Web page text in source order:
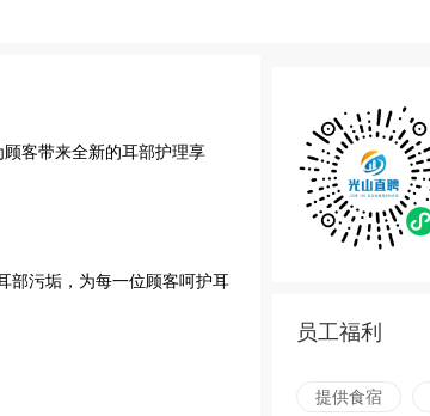
客带来全新的耳部护理享
部污垢，为每一位顾客呵护耳
员工福利
提供食宿